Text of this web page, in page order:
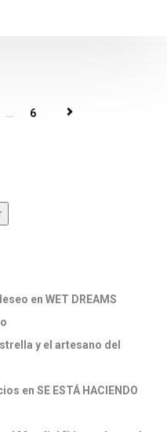
6
en WET DREAMS
y el artesano del
en SE ESTÁ HACIENDO